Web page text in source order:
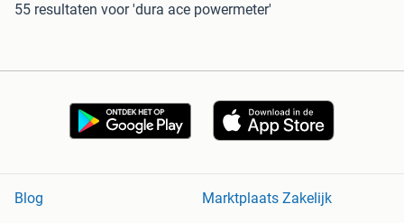
55 resultaten voor 'dura ace powermeter'
Blog
Marktplaats Zakelijk